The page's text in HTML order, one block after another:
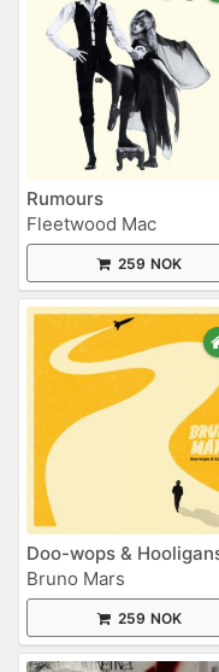
Rumours
Fleetwood Mac
259 NOK
Doo-wops &
Bruno Mars
259 NOK